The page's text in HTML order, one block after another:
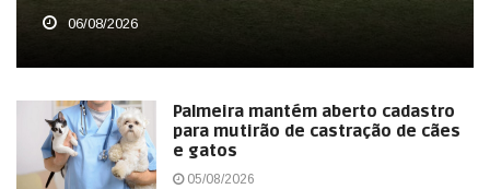
06/08/2026
Palmeira mantém aberto cadastro
para mutirão de castração de cães
e gatos
05/08/2026